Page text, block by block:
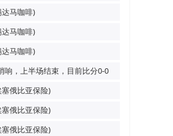
马咖啡)
达马咖啡)
马咖啡)
响，上半场结束，目前比分0-0
俄比亚保险)
俄比亚保险)
俄比亚保险)